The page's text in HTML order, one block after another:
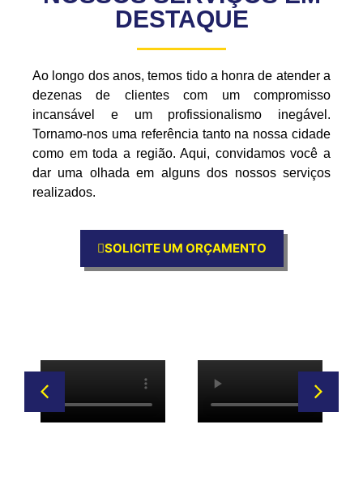
DESTAQUE
Ao longo dos anos, temos tido a honra de atender a
dezenas de clientes com um compromisso
incansável e um profissionalismo inegável.
Tornamo-nos uma referência tanto na nossa cidade
como em toda a região. Aqui, convidamos você a
dar uma olhada em alguns dos nossos serviços
realizados.
SOLICITE UM ORÇAMENTO